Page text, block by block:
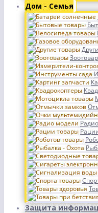
Дом - Семья
Защита